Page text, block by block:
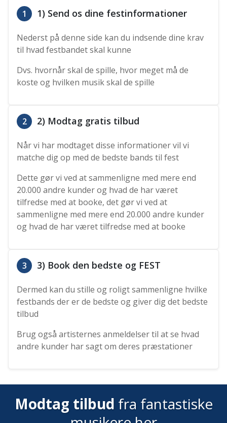
1 1) Send os dine festinformationer
Nederst på denne side kan du indsende dine krav
til hvad festbandet skal kunne
Dvs. hvornår skal de spille, hvor meget må de
koste og hvilken musik skal de spille
2 2) Modtag gratis tilbud
Når vi har modtaget disse informationer vil vi
matche dig op med de bedste bands til fest
Dette gør vi ved at sammenligne med mere end
20.000 andre kunder og hvad de har været
tilfredse med at booke, det gør vi ved at
sammenligne med mere end 20.000 andre kunder
og hvad de har været tilfredse med at booke
3 3) Book den bedste og FEST
Dermed kan du stille og roligt sammenligne hvilke
festbands der er de bedste og giver dig det bedste
tilbud
Brug også artisternes anmeldelser til at se hvad
andre kunder har sagt om deres præstationer
Modtag tilbud fra fantastiske